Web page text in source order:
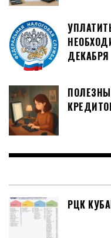
ДЕКАБРЯ
РЦК